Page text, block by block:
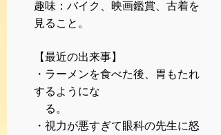
趣味：バイク、映画鑑賞、古着を
見ること。
【最近の出来事】
・ラーメンを食べた後、胃もたれ
するようにな
る。
・視力が悪すぎて眼科の先生に怒